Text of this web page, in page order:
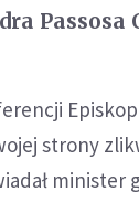
Passosa
strony
minister